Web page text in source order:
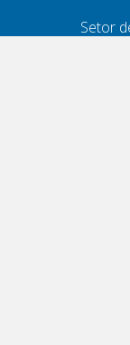
Setor